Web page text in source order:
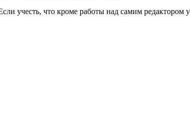
учесть, что кроме работы над самим